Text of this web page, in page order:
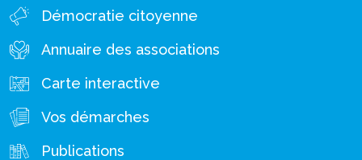
Démocratie citoyenne
Annuaire des associations
Carte interactive
Vos démarches
Publications